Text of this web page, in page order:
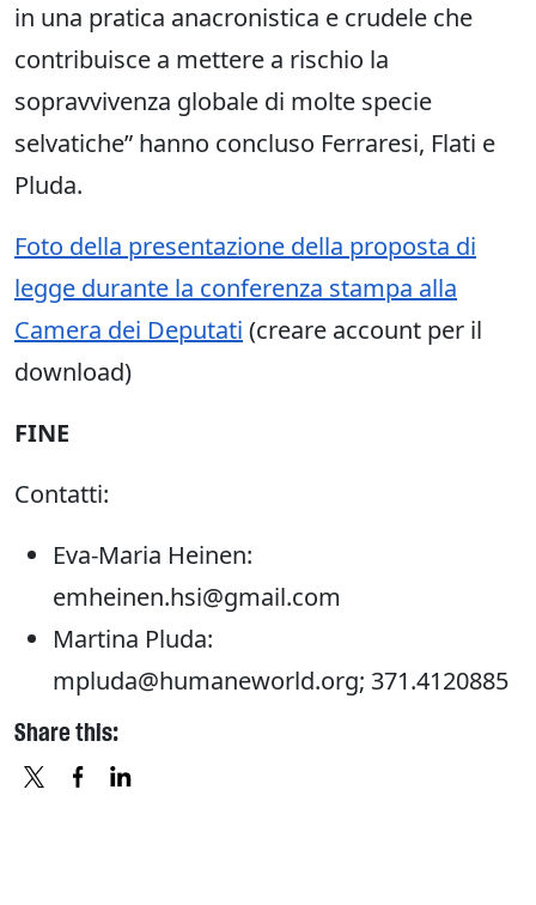
in una pratica anacronistica e crudele che
contribuisce a mettere a rischio la
sopravvivenza globale di molte specie
selvatiche” hanno concluso Ferraresi, Flati e
Pluda.
Foto della presentazione della proposta di
legge durante la conferenza stampa alla
Camera dei Deputati (creare account per il
download)
FINE
Contatti:
Eva-Maria Heinen:
emheinen.hsi@gmail.com
Martina Pluda:
mpluda@humaneworld.org; 371.4120885
Share this: